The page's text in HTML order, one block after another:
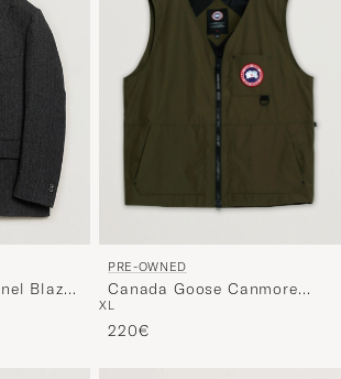
Blazer
PRE-OWNED
Canada Goose Canmore
Vest Military Green
XL
220€